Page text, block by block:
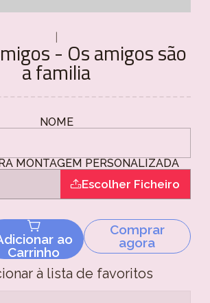
- Os amigos são
a familia
NOME
MONTAGEM PERSONALIZADA
Escolher Ficheiro
ao
Carrinho
Comprar
agora
à lista de favoritos